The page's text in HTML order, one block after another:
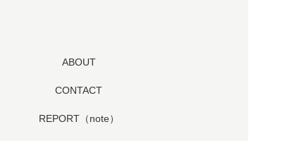
ABOUT
CONTACT
REPORT（note）